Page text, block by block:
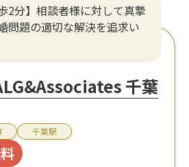
2分】相談者様に対して真摯
問題の適切な解決を追求い
千葉
千葉駅